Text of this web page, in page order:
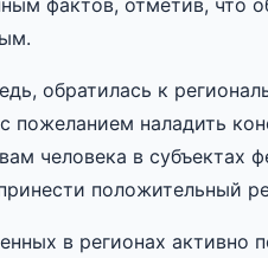
фактов, отметив,
обратилась к
наладить
человека в субъектах
положительный
в регионах активно